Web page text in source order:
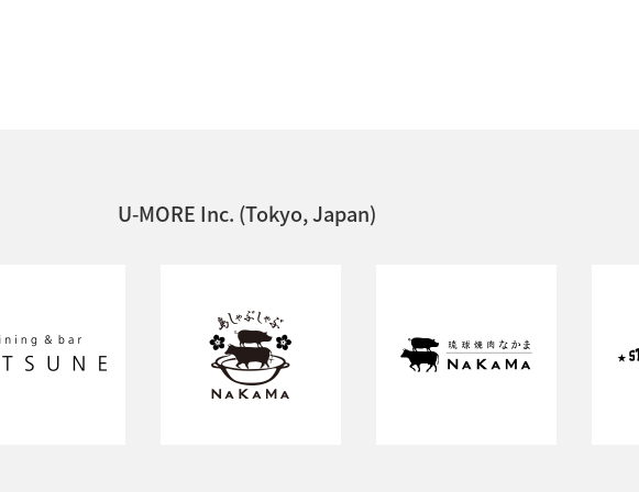
U-MORE Inc. (Tokyo, Japan)